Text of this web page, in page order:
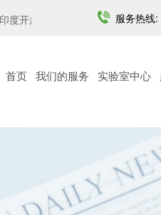
度开放6GHz中低功率免许可频段...
服务热线:
首页 我们的服务 实验室中心